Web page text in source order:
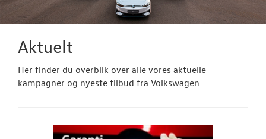
NYE VAREBILER
VÆRKSTED
Aktuelt
Her finder du overblik over alle vores aktuelle
kampagner og nyeste tilbud fra Volkswagen